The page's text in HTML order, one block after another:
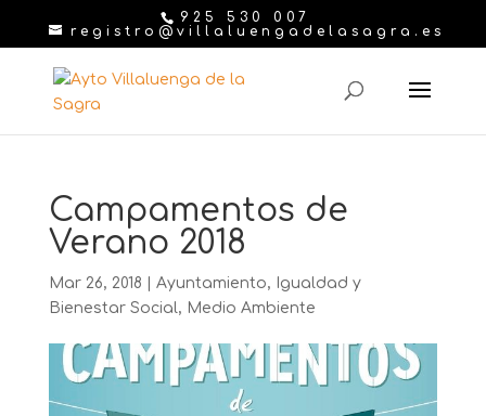
925 530 007
registro@villaluengadelasagra.es
Campamentos de
Verano 2018
Mar 26, 2018 Ayuntamiento,
Igualdad y
Bienestar Social, Medio Ambiente